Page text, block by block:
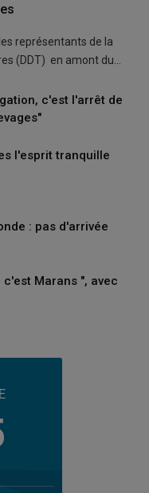
représentants de la
(DDT) en amont du…
c'est l'arrêt de
l'esprit tranquille
: pas d'arrivée
Marans ", avec